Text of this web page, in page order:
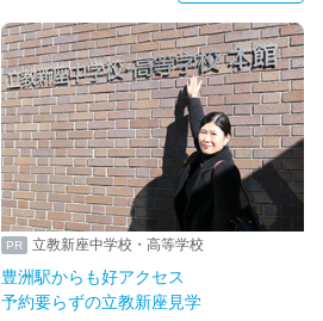
立教新座中学校・高等学校
豊洲駅からも好アクセス
予約要らずの立教新座見学